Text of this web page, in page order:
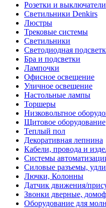
Розетки и выключатели
Светильники Denkirs
Люстры
Трековые системы
Светильники
Светодиодная
Бра и подсветки
Лампочки
Офисное освещение
Уличное освещение
Настольные лампы
Торшеры
Низковольтное
Щитовое оборудование
Теплый пол
Декоративная лепнина
Кабели, провода и
Системы
Силовые разъемы,
Лючки, Колонны
Датчик движения/
Звонки дверные,
Оборудование для